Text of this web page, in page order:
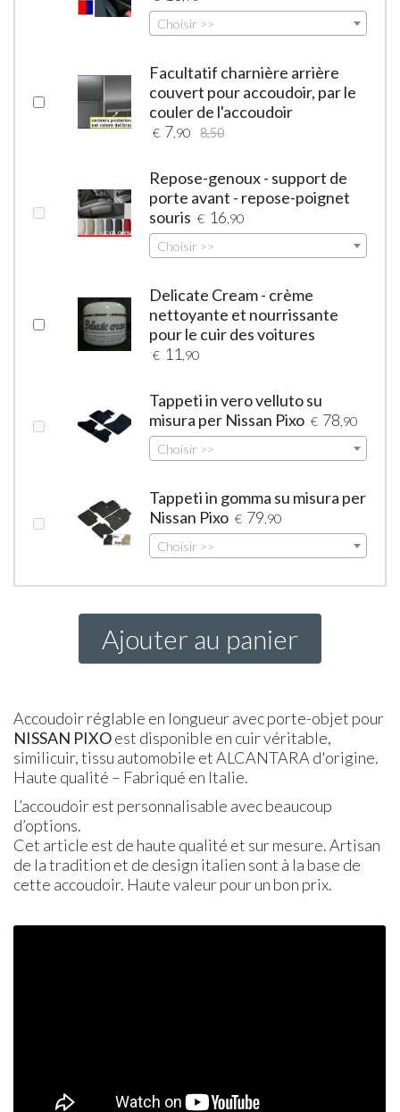
Choisir >>
Facultatif charnière arrière
couvert pour accoudoir, par le
couler de l'accoudoir
€ 7 ,90 8,50
Repose-genoux - support de
porte avant - repose-poignet
souris € 16 ,90
Choisir >>
Delicate Cream - crème
nettoyante et nourrissante
pour le cuir des voitures
€ 11 ,90
Tappeti in vero velluto su
misura per Nissan Pixo € 78 ,90
Choisir >>
Tappeti in gomma su misura per
Nissan Pixo € 79 ,90
Choisir >>
Ajouter au panier
Accoudoir réglable en longueur avec porte-objet pour
NISSAN PIXOest disponible en cuir véritable,
similicuir, tissu automobile et ALCANTARA d'origine.
Haute qualité – Fabriqué en Italie.
L’accoudoir est personnalisable avec beaucoup
d’options.
Cet article est de haute qualité et sur mesure. Artisan
de la tradition et de design italien sont à la base de
cette accoudoir. Haute valeur pour un bon prix.